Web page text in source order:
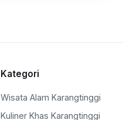
Kategori
Wisata Alam Karangtinggi
Kuliner Khas Karangtinggi